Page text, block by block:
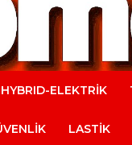
Automobile
HYBRID-ELEKTRİK
LASTİK